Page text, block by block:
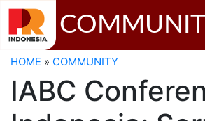
HOME » COMMUNITY
IABC